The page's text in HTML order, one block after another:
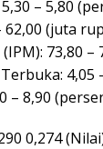
– 5,80
62,00 (juta
73,80 –
4,05
– 8,90
0,274